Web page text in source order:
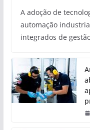
A adoção de
automação
integrados de